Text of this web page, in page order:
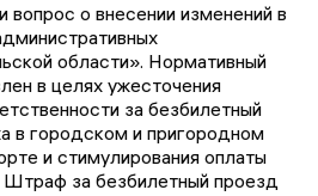
о внесении изменений в
области». Нормативный
в целях ужесточения
за безбилетный
в городском и пригородном
и стимулирования оплаты
за безбилетный проезд